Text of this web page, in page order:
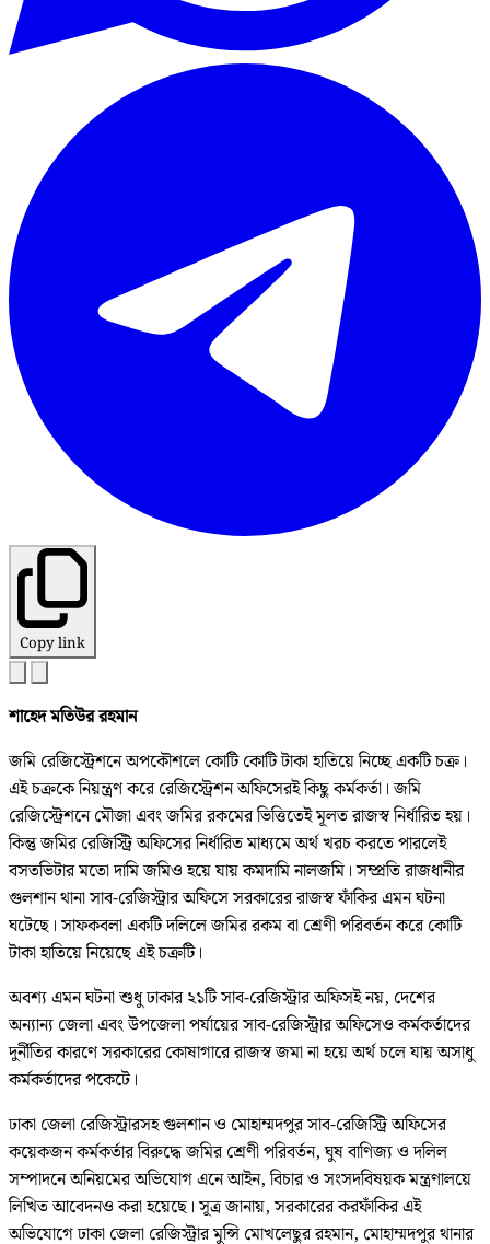
Copy link
শাহেদ মতিউর রহমান
জমি রেজিস্ট্রেশনে অপকৌশলে কোটি কোটি টাকা হাতিয়ে নিচ্ছে একটি চক্র।
এই চক্রকে নিয়ন্ত্রণ করে রেজিস্ট্রেশন অফিসেরই কিছু কর্মকর্তা। জমি
রেজিস্ট্রেশনে মৌজা এবং জমির রকমের ভিত্তিতেই মূলত রাজস্ব নির্ধারিত হয়।
কিন্তু জমির রেজিস্ট্রি অফিসের নির্ধারিত মাধ্যমে অর্থ খরচ করতে পারলেই
বসতভিটার মতো দামি জমিও হয়ে যায় কমদামি নালজমি। সম্প্রতি রাজধানীর
গুলশান থানা সাব-রেজিস্ট্রার অফিসে সরকারের রাজস্ব ফাঁকির এমন ঘটনা
ঘটেছে। সাফকবলা একটি দলিলে জমির রকম বা শ্রেণী পরিবর্তন করে কোটি
টাকা হাতিয়ে নিয়েছে এই চক্রটি।
অবশ্য এমন ঘটনা শুধু ঢাকার ২১টি সাব-রেজিস্ট্রার অফিসই নয়, দেশের
অন্যান্য জেলা এবং উপজেলা পর্যায়ের সাব-রেজিস্ট্রার অফিসেও কর্মকর্তাদের
দুর্নীতির কারণে সরকারের কোষাগারে রাজস্ব জমা না হয়ে অর্থ চলে যায় অসাধু
কর্মকর্তাদের পকেটে।
ঢাকা জেলা রেজিস্ট্রারসহ গুলশান ও মোহাম্মদপুর সাব-রেজিস্ট্রি অফিসের
কয়েকজন কর্মকর্তার বিরুদ্ধে জমির শ্রেণী পরিবর্তন, ঘুষ বাণিজ্য ও দলিল
সম্পাদনে অনিয়মের অভিযোগ এনে আইন, বিচার ও সংসদবিষয়ক মন্ত্রণালয়ে
লিখিত আবেদনও করা হয়েছে। সূত্র জানায়, সরকারের করফাঁকির এই
অভিযোগে ঢাকা জেলা রেজিস্ট্রার মুন্সি মোখলেছুর রহমান, মোহাম্মদপুর থানার